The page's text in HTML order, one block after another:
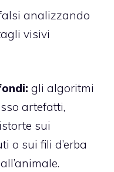
analizzando
visivi
gli algoritmi
artefatti,
sui
o sui fili d’erba